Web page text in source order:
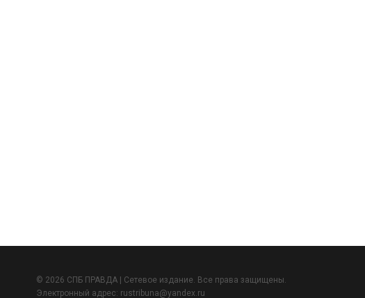
© 2026 СПБ ПРАВДА | Сетевое издание. Все права защищены.
Электронный адрес: rustribuna@yandex.ru